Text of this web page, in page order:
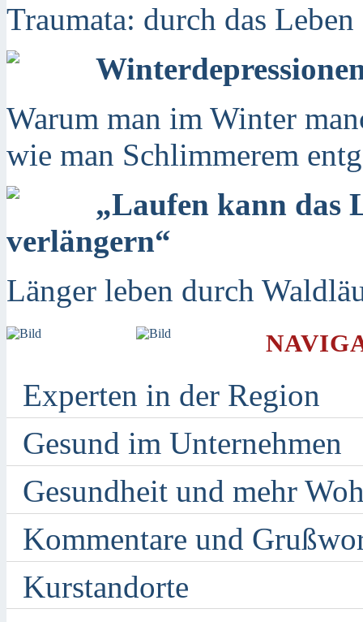
Traumata: durch das
Warum man im Winter
wie man Schlimmerem
„Laufen kann das
verlängern“
Länger leben durch
Experten in der Region
Gesund im Unternehmen
Gesundheit und mehr
Kommentare und
Kurstandorte